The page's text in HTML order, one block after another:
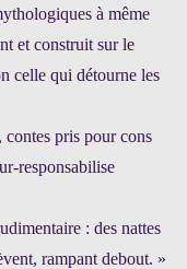
à même
et construit sur le
celle qui détourne les
pris pour cons
responsabilise
: des nattes
rampant debout. »